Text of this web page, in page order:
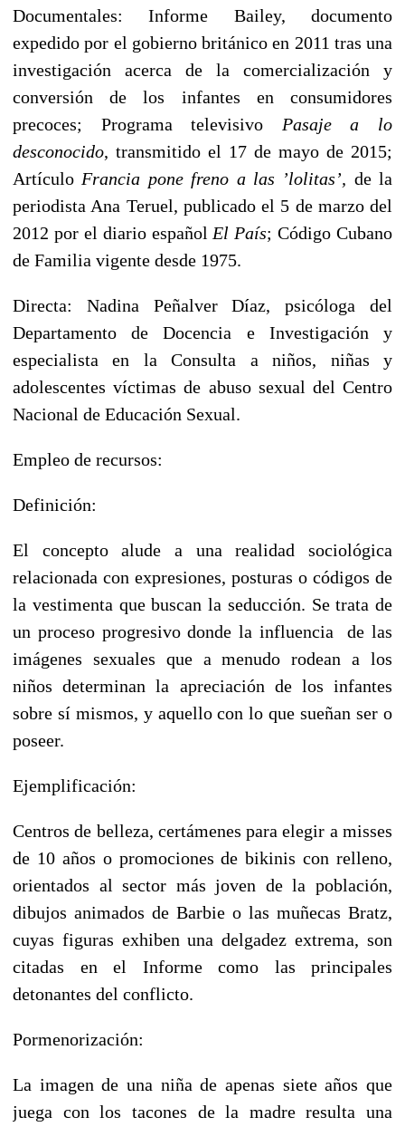
Documentales: Informe Bailey, documento
expedido por el gobierno británico en 2011 tras una
investigación acerca de la comercialización y
conversión de los infantes en consumidores
precoces; Programa televisivo Pasaje a lo
desconocido, transmitido el 17 de mayo de 2015;
Artículo Francia pone freno a las ’lolitas’, de la
periodista Ana Teruel, publicado el 5 de marzo del
2012 por el diario español El País; Código Cubano
de Familia vigente desde 1975.
Directa: Nadina Peñalver Díaz, psicóloga del
Departamento de Docencia e Investigación y
especialista en la Consulta a niños, niñas y
adolescentes víctimas de abuso sexual del Centro
Nacional de Educación Sexual.
Empleo de recursos:
Definición:
El concepto alude a una realidad sociológica
relacionada con expresiones, posturas o códigos de
la vestimenta que buscan la seducción. Se trata de
un proceso progresivo donde la influencia de las
imágenes sexuales que a menudo rodean a los
niños determinan la apreciación de los infantes
sobre sí mismos, y aquello con lo que sueñan ser o
poseer.
Ejemplificación:
Centros de belleza, certámenes para elegir a misses
de 10 años o promociones de bikinis con relleno,
orientados al sector más joven de la población,
dibujos animados de Barbie o las muñecas Bratz,
cuyas figuras exhiben una delgadez extrema, son
citadas en el Informe como las principales
detonantes del conflicto.
Pormenorización:
La imagen de una niña de apenas siete años que
juega con los tacones de la madre resulta una